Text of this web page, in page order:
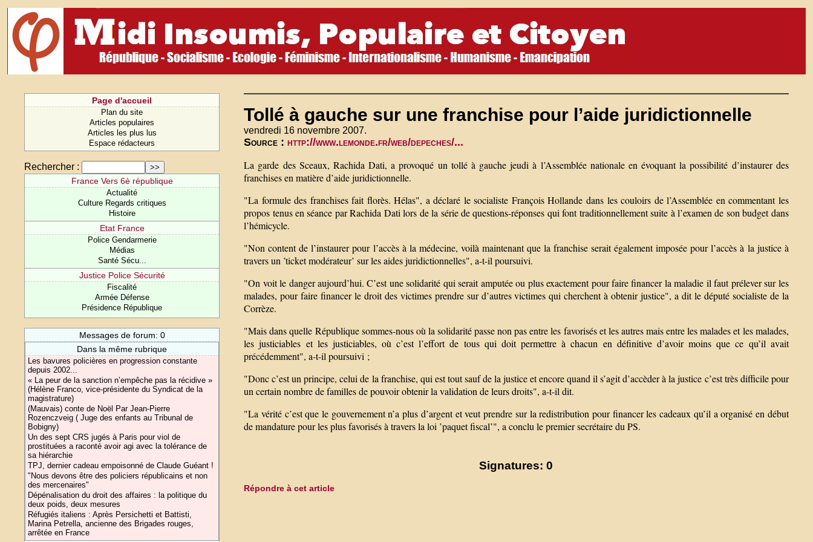
Page d'accueil
Plan du site
Articles populaires
Articles les plus lus
Espace rédacteurs
Rechercher :
France Vers 6è république
Actualité
Culture Regards critiques
Histoire
Etat France
Police Gendarmerie
Médias
Santé Sécu...
Justice Police Sécurité
Fiscalité
Armée Défense
Présidence République
Messages de forum: 0
Dans la même rubrique
Les bavures policières en progression constante
depuis 2002...
« La peur de la sanction n’empêche pas la récidive »
(Hélène Franco, vice-présidente du Syndicat de la
magistrature)
(Mauvais) conte de Noël Par Jean-Pierre
Rozenczveig ( Juge des enfants au Tribunal de
Bobigny)
Un des sept CRS jugés à Paris pour viol de
prostituées a raconté avoir agi avec la tolérance de
sa hiérarchie
TPJ, dernier cadeau empoisonné de Claude Guéant !
"Nous devons être des policiers républicains et non
des mercenaires"
Dépénalisation du droit des affaires : la politique du
deux poids, deux mesures
Réfugiés italiens : Après Persichetti et Battisti,
Marina Petrella, ancienne des Brigades rouges,
arrêtée en France
Tollé à gauche sur une franchise pour l’aide juridictionnelle
vendredi 16 novembre 2007.
Source :http://www.lemonde.fr/web/depeches/...
La garde des Sceaux, Rachida Dati, a provoqué un tollé à gauche jeudi à l’Assemblée nationale en évoquant la possibilité d’instaurer des
franchises en matière d’aide juridictionnelle.
"La formule des franchises fait florès. Hélas", a déclaré le socialiste François Hollande dans les couloirs de l’Assemblée en commentant les
propos tenus en séance par Rachida Dati lors de la série de questions-réponses qui font traditionnellement suite à l’examen de son budget dans
l’hémicycle.
"Non content de l’instaurer pour l’accès à la médecine, voilà maintenant que la franchise serait également imposée pour l’accès à la justice à
travers un ’ticket modérateur’ sur les aides juridictionnelles", a-t-il poursuivi.
"On voit le danger aujourd’hui. C’est une solidarité qui serait amputée ou plus exactement pour faire financer la maladie il faut prélever sur les
malades, pour faire financer le droit des victimes prendre sur d’autres victimes qui cherchent à obtenir justice", a dit le député socialiste de la
Corrèze.
"Mais dans quelle République sommes-nous où la solidarité passe non pas entre les favorisés et les autres mais entre les malades et les malades,
les justiciables et les justiciables, où c’est l’effort de tous qui doit permettre à chacun en définitive d’avoir moins que ce qu’il avait
précédemment", a-t-il poursuivi ;
"Donc c’est un principe, celui de la franchise, qui est tout sauf de la justice et encore quand il s’agit d’accèder à la justice c’est très difficile pour
un certain nombre de familles de pouvoir obtenir la validation de leurs droits", a-t-il dit.
"La vérité c’est que le gouvernement n’a plus d’argent et veut prendre sur la redistribution pour financer les cadeaux qu’il a organisé en début
de mandature pour les plus favorisés à travers la loi ’paquet fiscal’", a conclu le premier secrétaire du PS.
Signatures: 0
Répondre à cet article